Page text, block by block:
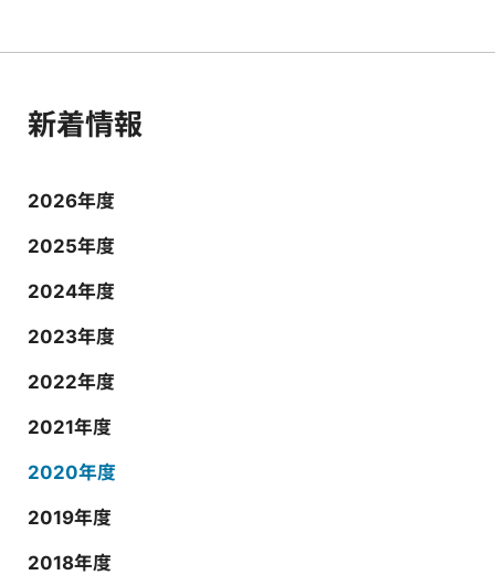
新着情報
2026年度
2025年度
2024年度
2023年度
2022年度
2021年度
2020年度
2019年度
2018年度